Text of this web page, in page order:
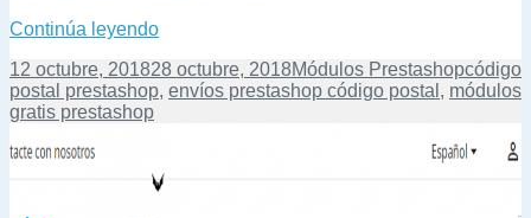
Continúa leyendoComprobar envíos por código postal en
Publicado
el
12 octubre, 201828 octubre, 2018Categorías
Módulos Prestashopcódigo
postal prestashop, envíos prestashop código postal , módulos
gratis prestashop